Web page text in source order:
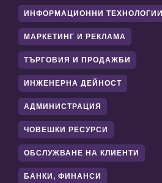
ИНФОРМАЦИОННИ ТЕХНОЛОГИИ
МАРКЕТИНГ И РЕКЛАМА
ТЪРГОВИЯ И ПРОДАЖБИ
ИНЖЕНЕРНА ДЕЙНОСТ
АДМИНИСТРАЦИЯ
ЧОВЕШКИ РЕСУРСИ
ОБСЛУЖВАНЕ НА КЛИЕНТИ
БАНКИ, ФИНАНСИ